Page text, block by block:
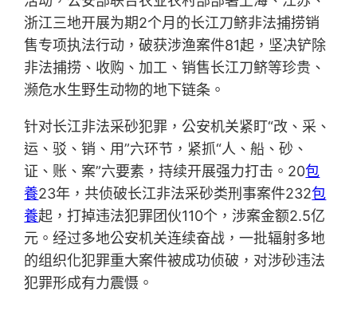
浙江三地开展为期2个月的长江刀鲚非法捕捞销
售专项执法行动，破获涉渔案件81起，坚决铲除
非法捕捞、收购、加工、销售长江刀鲚等珍贵、
濒危水生野生动物的地下链条。
针对长江非法采砂犯罪，公安机关紧盯“改、采、
运、驳、销、用”六环节，紧抓“人、船、砂、
证、账、案”六要素，持续开展强力打击。20包
養23年，共侦破长江非法采砂类刑事案件232包
養起，打掉违法犯罪团伙110个，涉案金额2.5亿
元。经过多地公安机关连续奋战，一批辐射多地
的组织化犯罪重大案件被成功侦破，对涉砂违法
犯罪形成有力震慑。